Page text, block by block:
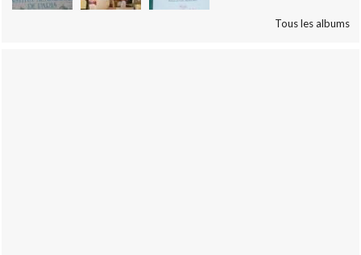
Tous les albums